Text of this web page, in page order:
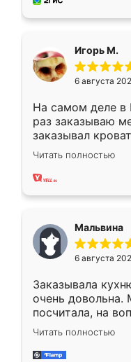
Игорь М.
6 августа
На самом деле в
раз заказываю
заказывал
ребёнка при его
заказал шкаф-
хорошее сборка
меньше, здесь
Мне нравится
мебели буду
Читать полностью
Мальвина
6 августа
Заказывала
очень
посчитала, на
Замерщик
делу со всей
за день, ребята
Читать полностью